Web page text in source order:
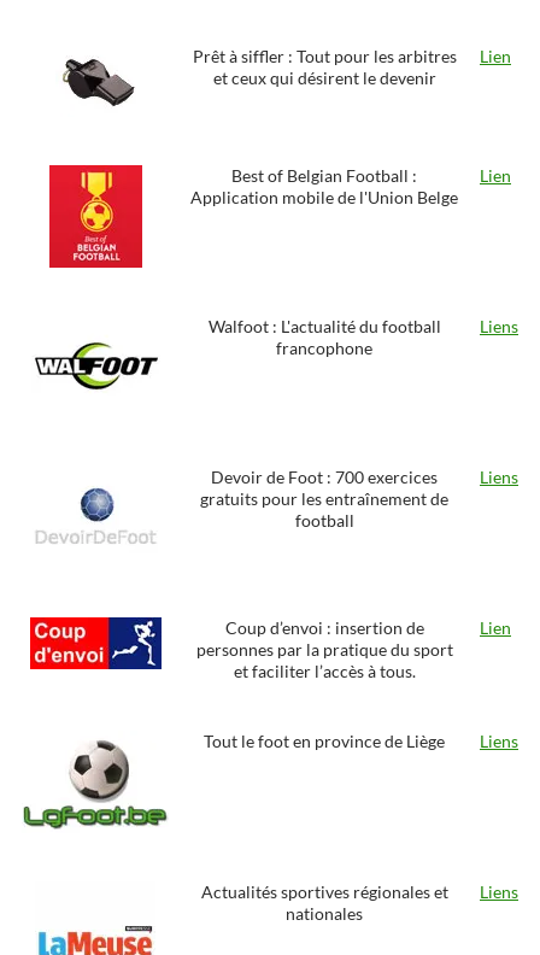
Prêt à siffler : Tout pour les arbitres
et ceux qui désirent le devenir
Lien
Best of Belgian Football :
Application mobile de l'Union Belge
Lien
Walfoot : L'actualité du football
francophone
Liens
Devoir de Foot : 700 exercices
gratuits pour les entraînement de
football
Liens
Coup d’envoi : insertion de
personnes par la pratique du sport
et faciliter l’accès à tous.
Lien
Tout le foot en province de Liège Liens
Actualités sportives régionales et
nationales
Liens